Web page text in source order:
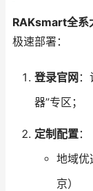
RAKsmart全系
极速部署：
登录官网
器”专区；
定制配置：
地域优
京）